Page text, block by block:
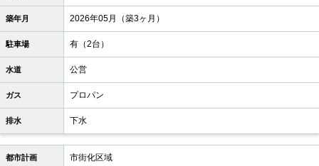
築年月 2026年05月（築3ヶ月）
駐車場 有（2台）
水道 公営
ガス プロパン
排水 下水
都市計画 市街化区域